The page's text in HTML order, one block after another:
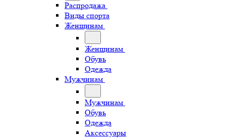
Распродажа
Виды спорта
Женщинам
Женщинам
Обувь
Одежда
Мужчинам
Мужчинам
Обувь
Одежда
Аксессуары